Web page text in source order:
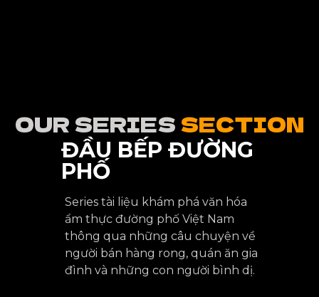
OUR SERIES SECTION
ĐẦU BẾP ĐƯỜNG
PHỐ
Series tài liệu khám phá văn hóa
ẩm thực đường phố Việt Nam
thông qua những câu chuyện về
người bán hàng rong, quán ăn gia
đình và những con người bình dị.